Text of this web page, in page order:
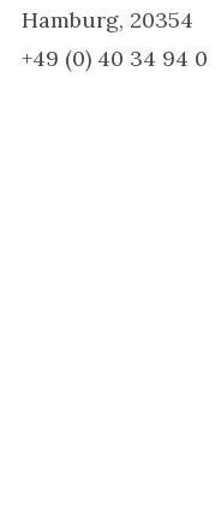
Hamburg, 20354
+49 (0) 40 34 94 0